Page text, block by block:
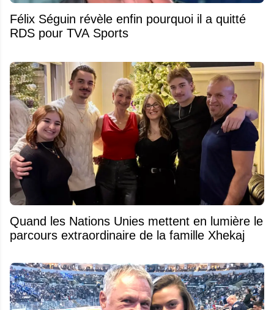
Félix Séguin révèle enfin pourquoi il a quitté
RDS pour TVA Sports
Quand les Nations Unies mettent en lumière le
parcours extraordinaire de la famille Xhekaj